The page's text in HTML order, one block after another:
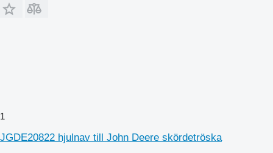
1
JGDE20822 hjulnav till John Deere skördetröska